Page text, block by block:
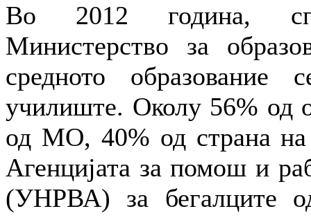
Во 2012 година,
Министерство за
средното
училиште. Околу 56% од
од МО, 40% од страна на
Агенцијата за помош и
(УНРВА) за бегалците